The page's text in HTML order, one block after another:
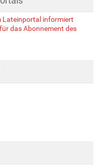
Lateinportal informiert
das Abonnement des